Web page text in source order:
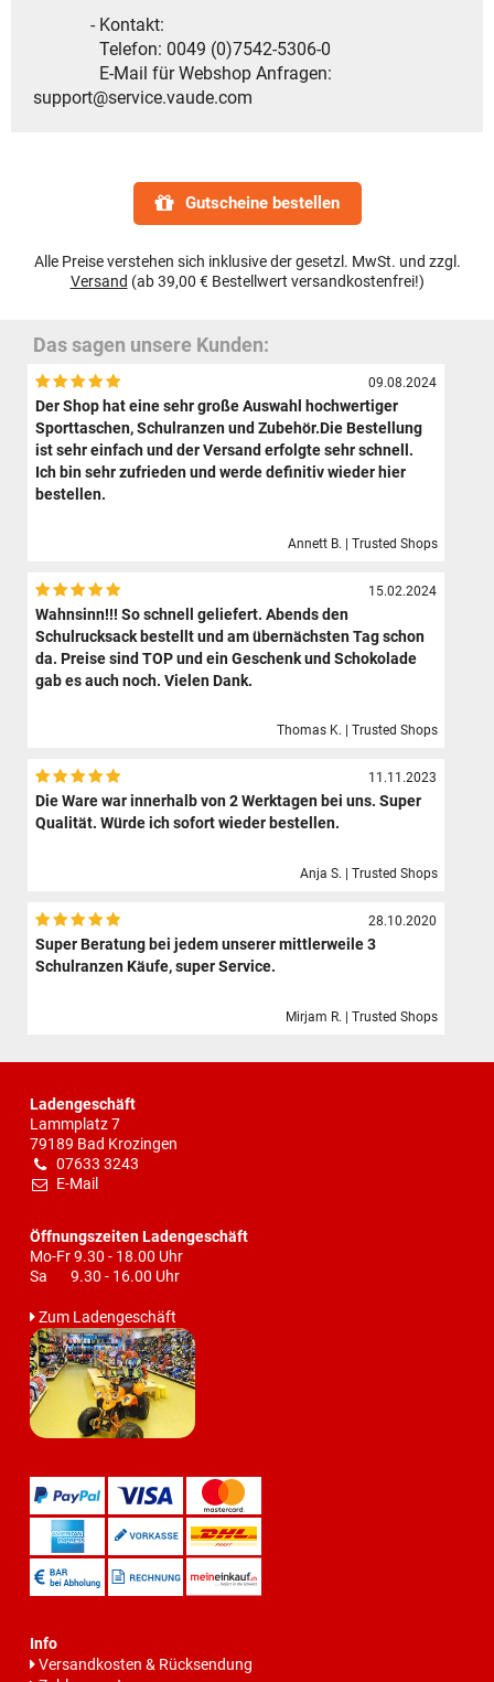
- Kontakt:
Telefon: 0049 (0)7542-5306-0
E-Mail für Webshop Anfragen:
support@service.vaude.com
Gutscheine bestellen
Alle Preise verstehen sich inklusive der gesetzl. MwSt. und zzgl.
Versand (ab 39,00 € Bestellwert versandkostenfrei!)
Das sagen unsere Kunden:
09.08.2024
Der Shop hat eine sehr große Auswahl hochwertiger
Sporttaschen, Schulranzen und Zubehör.Die Bestellung
ist sehr einfach und der Versand erfolgte sehr schnell.
Ich bin sehr zufrieden und werde definitiv wieder hier
bestellen.
Annett B. | Trusted Shops
15.02.2024
Wahnsinn!!! So schnell geliefert. Abends den
Schulrucksack bestellt und am übernächsten Tag schon
da. Preise sind TOP und ein Geschenk und Schokolade
gab es auch noch. Vielen Dank.
Thomas K. | Trusted Shops
11.11.2023
Die Ware war innerhalb von 2 Werktagen bei uns. Super
Qualität. Würde ich sofort wieder bestellen.
Anja S. | Trusted Shops
28.10.2020
Super Beratung bei jedem unserer mittlerweile 3
Schulranzen Käufe, super Service.
Mirjam R. | Trusted Shops
Ladengeschäft
Lammplatz 7
79189 Bad Krozingen
07633 3243
E-Mail
Öffnungszeiten Ladengeschäft
Mo-Fr 9.30 - 18.00 Uhr
Sa 9.30 - 16.00 Uhr
Zum Ladengeschäft
Info
Versandkosten & Rücksendung